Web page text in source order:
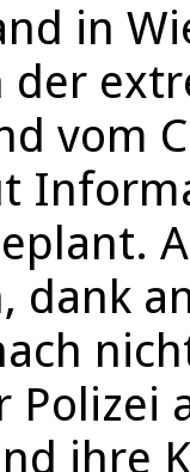
in
vom
dank
Polizei
ihre